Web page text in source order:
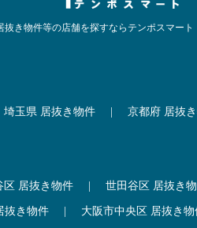
抜き物件等の店舗を探すならテンポスマート
埼玉県 居抜き物件 京都府 居抜
区 居抜き物件 世田谷区 居抜き
抜き物件 大阪市中央区 居抜き物